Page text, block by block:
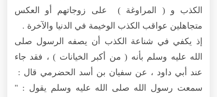
الكذب و ( المراوغة ) على زوجاتهم أو العكس
متجاهلين عواقب الكذب الوخيمة في الدنيا والآخرة .
إذ يكفي في شناعة الكذب أن يصفه الرسول صلى
الله عليه وسلم بأنه ( من أكبر الخيانات ) ، فقد جاء
عند أبي داود ، عن سفيان بن أسد الحضرمي قال :
سمعت رسول الله صلى الله عليه وسلم يقول : "